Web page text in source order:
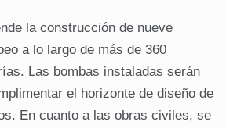
la construcción de nueve
a lo largo de más de 360
Las bombas instaladas serán
el horizonte de diseño de
En cuanto a las obras civiles, se